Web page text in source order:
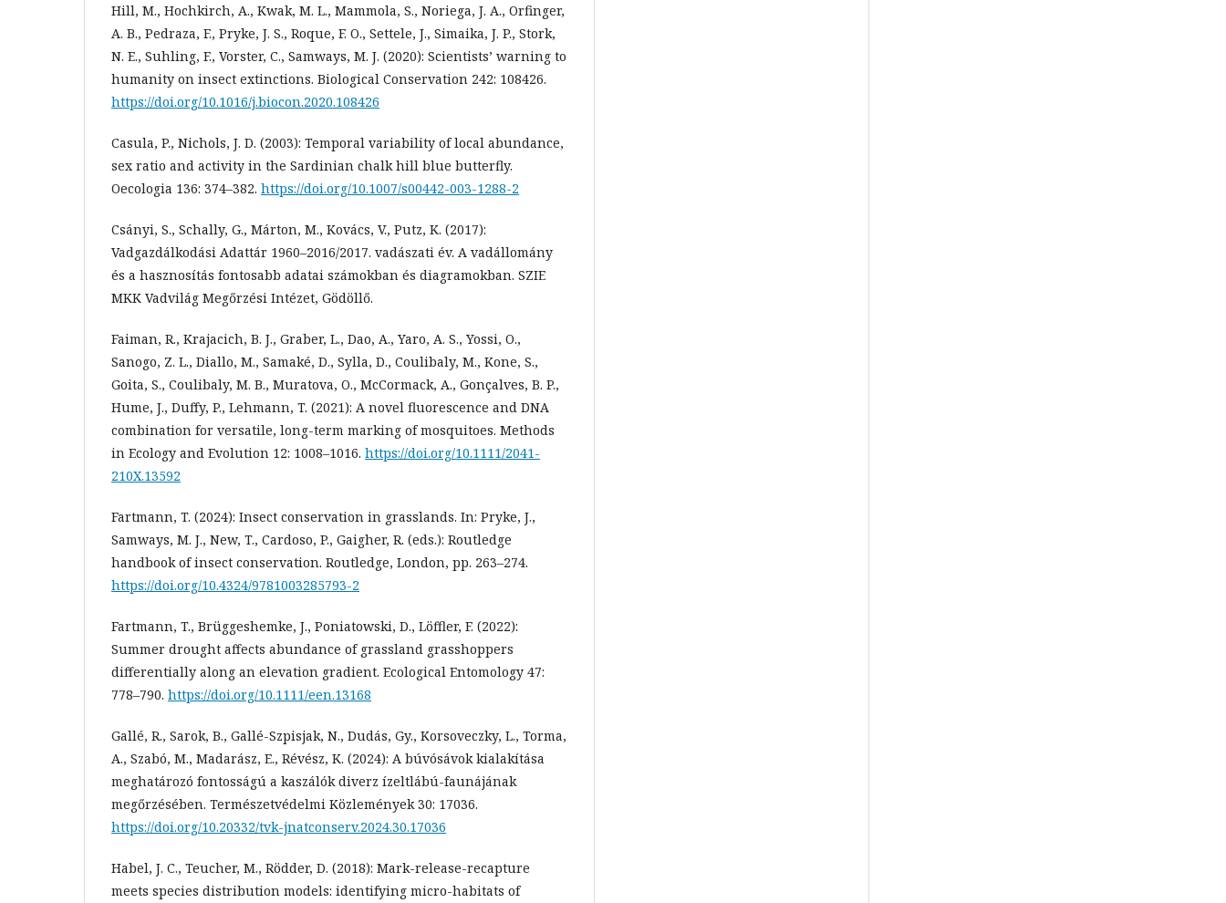
Hill, M., Hochkirch, A., Kwak, M. L., Mammola, S., Noriega, J. A., Orfinger,
A. B., Pedraza, F., Pryke, J. S., Roque, F. O., Settele, J., Simaika, J. P., Stork,
N. E., Suhling, F., Vorster, C., Samways, M. J. (2020): Scientists’ warning to
humanity on insect extinctions. Biological Conservation 242: 108426.
https://doi.org/10.1016/j.biocon.2020.108426
Casula, P., Nichols, J. D. (2003): Temporal variability of local abundance,
sex ratio and activity in the Sardinian chalk hill blue butterfly.
Oecologia 136: 374–382. https://doi.org/10.1007/s00442-003-1288-2
Csányi, S., Schally, G., Márton, M., Kovács, V., Putz, K. (2017):
Vadgazdálkodási Adattár 1960–2016/2017. vadászati év. A vadállomány
és a hasznosítás fontosabb adatai számokban és diagramokban. SZIE
MKK Vadvilág Megőrzési Intézet, Gödöllő.
Faiman, R., Krajacich, B. J., Graber, L., Dao, A., Yaro, A. S., Yossi, O.,
Sanogo, Z. L., Diallo, M., Samaké, D., Sylla, D., Coulibaly, M., Kone, S.,
Goita, S., Coulibaly, M. B., Muratova, O., McCormack, A., Gonçalves, B. P.,
Hume, J., Duffy, P., Lehmann, T. (2021): A novel fluorescence and DNA
combination for versatile, long-term marking of mosquitoes. Methods
in Ecology and Evolution 12: 1008–1016. https://doi.org/10.1111/2041-
210X.13592
Fartmann, T. (2024): Insect conservation in grasslands. In: Pryke, J.,
Samways, M. J., New, T., Cardoso, P., Gaigher, R. (eds.): Routledge
handbook of insect conservation. Routledge, London, pp. 263–274.
https://doi.org/10.4324/9781003285793-2
Fartmann, T., Brüggeshemke, J., Poniatowski, D., Löffler, F. (2022):
Summer drought affects abundance of grassland grasshoppers
differentially along an elevation gradient. Ecological Entomology 47:
778–790. https://doi.org/10.1111/een.13168
Gallé, R., Sarok, B., Gallé-Szpisjak, N., Dudás, Gy., Korsoveczky, L., Torma,
A., Szabó, M., Madarász, E., Révész, K. (2024): A búvósávok kialakítása
meghatározó fontosságú a kaszálók diverz ízeltlábú-faunájának
megőrzésében. Természetvédelmi Közlemények 30: 17036.
https://doi.org/10.20332/tvk-jnatconserv.2024.30.17036
Habel, J. C., Teucher, M., Rödder, D. (2018): Mark-release-recapture
meets species distribution models: identifying micro-habitats of